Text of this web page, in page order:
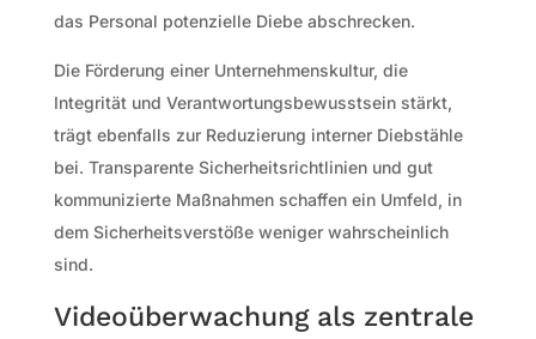
das Personal potenzielle Diebe abschrecken.
Die Förderung einer Unternehmenskultur, die
Integrität und Verantwortungsbewusstsein stärkt,
trägt ebenfalls zur Reduzierung interner Diebstähle
bei. Transparente Sicherheitsrichtlinien und gut
kommunizierte Maßnahmen schaffen ein Umfeld, in
dem Sicherheitsverstöße weniger wahrscheinlich
sind.
Videoüberwachung als zentrale